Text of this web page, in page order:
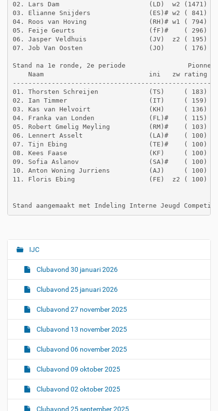
02. Lars Dam                       (LD)  w2 (1471)
03. Elianne Snijders               (ES)# w2 ( 841)
04. Roos van Hoving                (RH)# w1 ( 794)
05. Feije Geurts                   (fF)#    ( 296)
06. Jasper Veldhuis                (JV)  z2 ( 195)
07. Job Van Oosten                 (JO)     ( 176)
Stand na 1e ronde, 2e periode
Naam                           ini   zw rating
01. Thorsten Schreijen             (TS)     ( 183)
02. Ian Timmer                     (IT)     ( 159)
03. Kas van Helvoirt               (KH)     ( 136)
04. Franka van Londen              (FL)#    ( 115)
05. Robert Gmelig Meyling          (RM)#    (
06. Lennert Asselt                 (LA)#    ( 100)
07. Tijn Ebing                     (TE)#    ( 100)
08. Kees Faase                     (KF)     ( 100)
09. Sofia Aslanov                  (SA)#    ( 100)
10. Anton Woning Jurriens          (AJ)     ( 100)
11. Floris Ebing                   (FE)  z2 ( 100)
N
g
i
IJC
Clubavond 30 januari 2026
Clubavond 25 januari 2026
Clubavond 27 november 2025
Clubavond 13 november 2025
Clubavond 06 november 2025
Clubavond 09 oktober 2025
Clubavond 02 oktober 2025
Clubavond 25 september 2025